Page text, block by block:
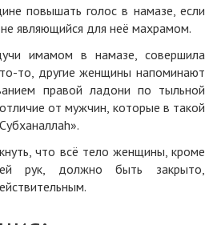
повышать голос в намазе , если
, не являющийся для неё махрамом.
имамом в намазе , совершила
то, другиеженщины напоминают
правой ладони по тыльной
отмужчин , которые в такой
что всё тело женщины , кроме
рук, должно быть закрыто,